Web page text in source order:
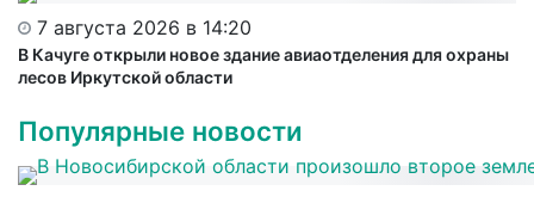
7 августа 2026 в 14:20
В Качуге открыли новое здание авиаотделения для охраны
лесов Иркутской области
Популярные новости